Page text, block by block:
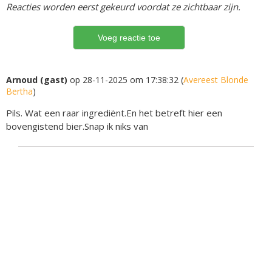
Reacties worden eerst gekeurd voordat ze zichtbaar zijn.
Arnoud (gast) op 28-11-2025 om 17:38:32 (Avereest Blonde
Bertha)
Pils. Wat een raar ingrediënt.En het betreft hier een
bovengistend bier.Snap ik niks van